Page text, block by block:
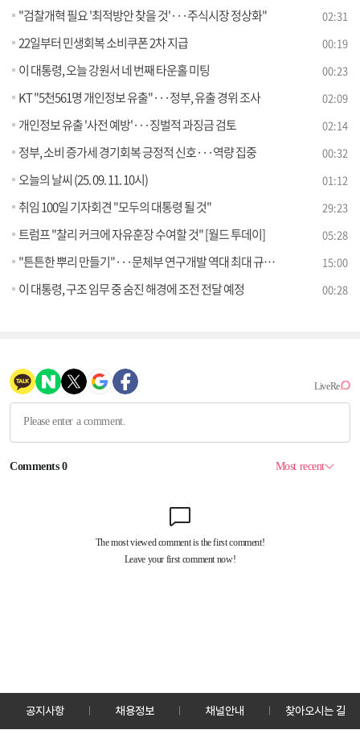
"검찰개혁 필요 '최적방안 찾을 것'···주식시장 정상화" 02:31
22일부터 민생회복 소비쿠폰 2차 지급 00:19
이 대통령, 오늘 강원서 네 번째 타운홀 미팅 00:23
KT "5천561명 개인정보 유출"···정부, 유출 경위 조사 02:09
개인정보 유출 '사전 예방'···징벌적 과징금 검토 02:14
정부, 소비 증가세 경기회복 긍정적 신호···역량 집중 00:32
오늘의 날씨 (25. 09. 11. 10시) 01:12
취임 100일 기자회견 "모두의 대통령 될 것" 29:23
트럼프 "찰리 커크에 자유훈장 수여할 것" [월드 투데이] 05:28
"튼튼한 뿌리 만들기"···문체부 연구개발 역대 최대 규모 투자 15:00
이 대통령, 구조 임무 중 숨진 해경에 조전 전달 예정 00:28
공지사항 채용정보 채널안내 찾아오시는 길